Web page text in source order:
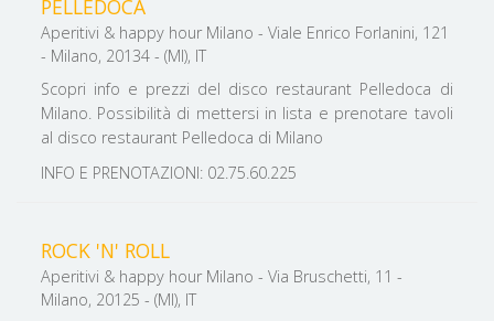
PELLEDOCA
Aperitivi & happy hour Milano - Viale Enrico Forlanini, 121
- Milano, 20134 - (MI), IT
Scopri info e prezzi del disco restaurant Pelledoca di
Milano. Possibilità di mettersi in lista e prenotare tavoli
al disco restaurant Pelledoca di Milano
INFO E PRENOTAZIONI: 02.75.60.225
ROCK 'N' ROLL
Aperitivi & happy hour Milano - Via Bruschetti, 11 -
Milano, 20125 - (MI), IT